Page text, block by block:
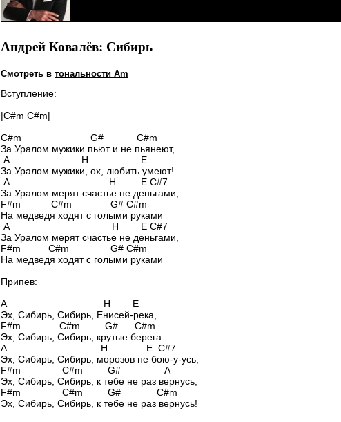
Андрей Ковалёв: Сибирь
Смотреть в тональности Am
Вступление:
|C#m C#m|
C#m G# C#m
За Уралом мужики пьют и не пьянеют,
A H E
За Уралом мужики, ох, любить умеют!
A H E C#7
За Уралом мерят счастье не деньгами,
F#m C#m G# C#m
На медведя ходят с голыми руками
A H E C#7
За Уралом мерят счастье не деньгами,
F#m C#m G# C#m
На медведя ходят с голыми руками
Припев:
A H E
Эх, Сибирь, Сибирь, Енисей-река,
F#m C#m G# C#m
Эх, Сибирь, Сибирь, крутые берега
A H E C#7
Эх, Сибирь, Сибирь, морозов не бою-у-усь,
F#m C#m G# A
Эх, Сибирь, Сибирь, к тебе не раз вернусь,
F#m C#m G# C#m
Эх, Сибирь, Сибирь, к тебе не раз вернусь!